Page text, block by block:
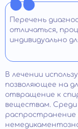
Перечень
отличаться,
индивидуально
В лечении
позволяющее на
отвращение к
веществам. Среди
распространение